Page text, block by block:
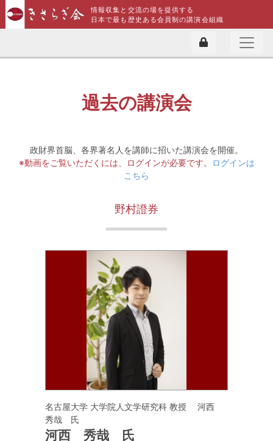
情報収集と交流の場を提供する
日本で最も歴史ある会員制の講演会組織
過去の講演会
政財界首脳、各界著名人を講師に招いた講演会を開催。
※動画をご覧いただくには、ログインが必要です。
ログインは
こちら
野村證券
名古屋大学 大学院人文学研究科 教授 河西
秀哉 氏
河西 秀哉 氏